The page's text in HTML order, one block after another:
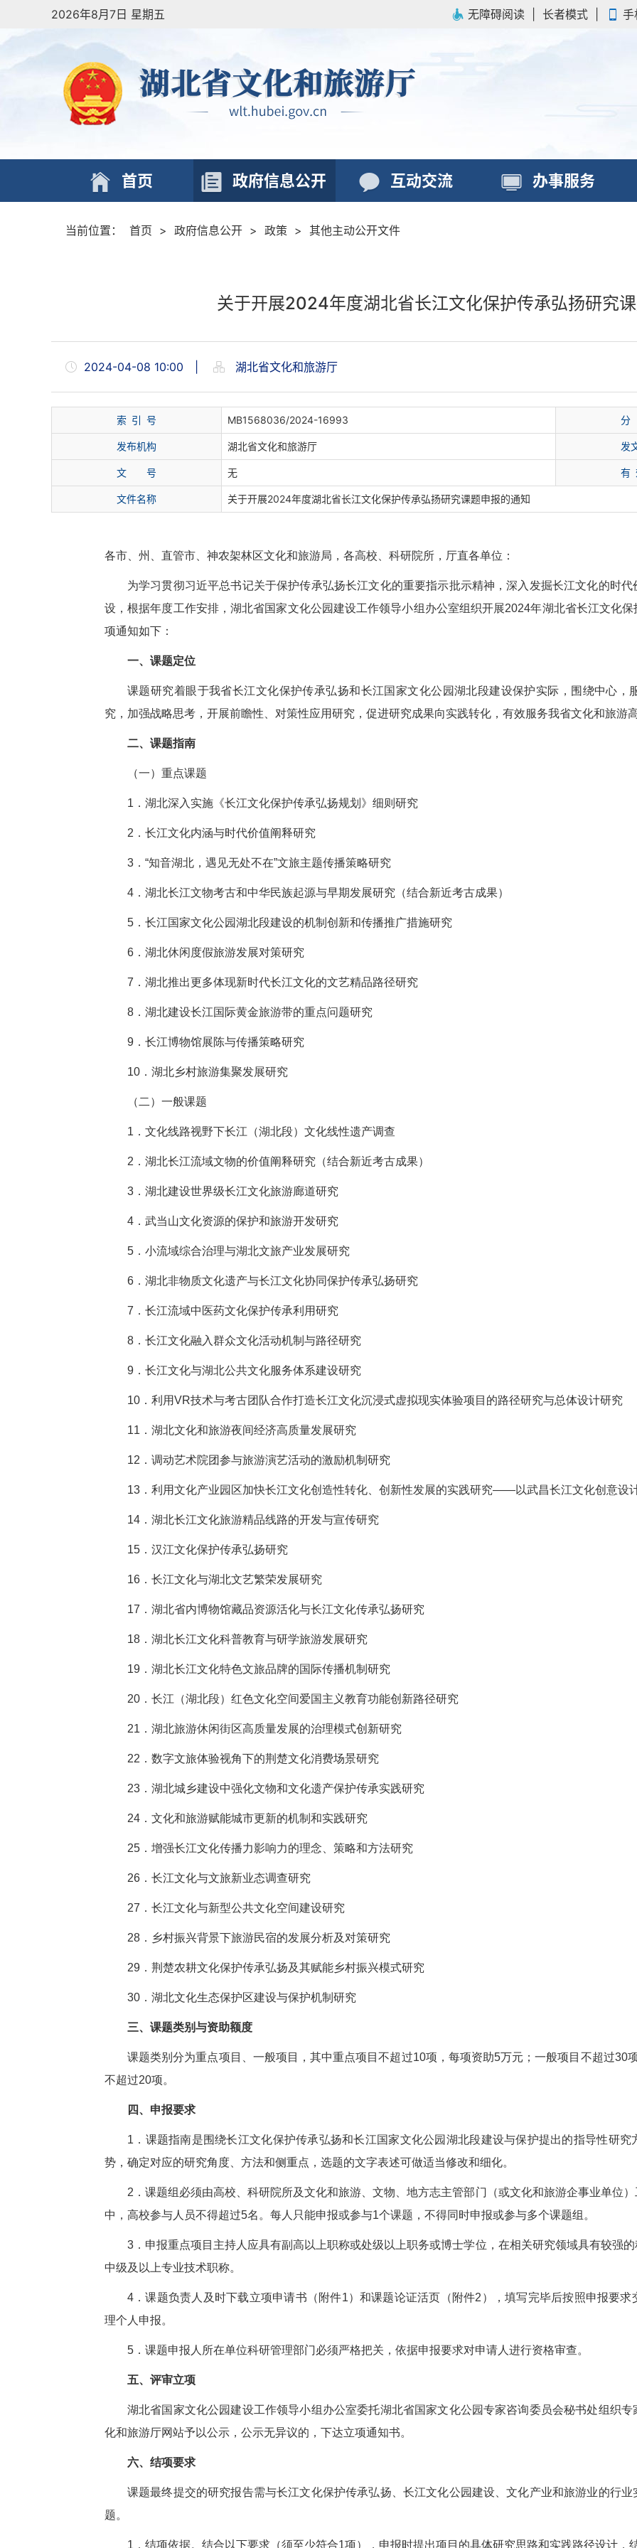
2026年8月7日 星期五 无障碍阅读 长者模式 手
首页 政府信息公开 互动交流 办事服务
当前位置： 首页 > 政府信息公开 > 政策 > 其他主动公开文件
关于开展2024年度湖北省长江文化保护传承弘扬研究
2024-04-08 10:00 湖北省文化和旅游厅
索 引 号 MB1568036/2024-16993 分
发布机构 湖北省文化和旅游厅 发
文 号 无 有
文件名称 关于开展2024年度湖北省长江文化保护传承弘扬研究课题申报的通知
各市、州、直管市、神农架林区文化和旅游局，各高校、科研院所，厅直各单位：
为学习贯彻习近平总书记关于保护传承弘扬长江文化的重要指示批示精神，深入发掘长江文化的时
设，根据年度工作安排，湖北省国家文化公园建设工作领导小组办公室组织开展2024年湖北省长江文化
项通知如下：
一、课题定位
课题研究着眼于我省长江文化保护传承弘扬和长江国家文化公园湖北段建设保护实际，围绕中心，
究，加强战略思考，开展前瞻性、对策性应用研究，促进研究成果向实践转化，有效服务我省文化和旅游高
二、课题指南
（一）重点课题
1． 湖北深入实施《长江文化保护传承弘扬规划》细则研究
2． 长江文化内涵与时代价值阐释研究
3．“知音湖北，遇见无处不在”文旅主题传播策略研究
4． 湖北长江文物考古和中华民族起源与早期发展研究（结合新近考古成果）
5． 长江国家文化公园湖北段建设的机制创新和传播推广措施研究
6． 湖北休闲度假旅游发展对策研究
7． 湖北推出更多体现新时代长江文化的文艺精品路径研究
8． 湖北建设长江国际黄金旅游带的重点问题研究
9． 长江博物馆展陈与传播策略研究
10． 湖北乡村旅游集聚发展研究
（二）一般课题
1． 文化线路视野下长江（湖北段）文化线性遗产调查
2． 湖北长江流域文物的价值阐释研究（结合新近考古成果）
3． 湖北建设世界级长江文化旅游廊道研究
4． 武当山文化资源的保护和旅游开发研究
5． 小流域综合治理与湖北文旅产业发展研究
6． 湖北非物质文化遗产与长江文化协同保护传承弘扬研究
7． 长江流域中医药文化保护传承利用研究
8． 长江文化融入群众文化活动机制与路径研究
9． 长江文化与湖北公共文化服务体系建设研究
10． 利用VR技术与考古团队合作打造长江文化沉浸式虚拟现实体验项目的路径研究与总体设计研究
11． 湖北文化和旅游夜间经济高质量发展研究
12． 调动艺术院团参与旅游演艺活动的激励机制研究
13． 利用文化产业园区加快长江文化创造性转化、创新性发展的实践研究——以武昌长江文化创意设
14． 湖北长江文化旅游精品线路的开发与宣传研究
15． 汉江文化保护传承弘扬研究
16． 长江文化与湖北文艺繁荣发展研究
17． 湖北省内博物馆藏品资源活化与长江文化传承弘扬研究
18． 湖北长江文化科普教育与研学旅游发展研究
19． 湖北长江文化特色文旅品牌的国际传播机制研究
20． 长江（湖北段）红色文化空间爱国主义教育功能创新路径研究
21． 湖北旅游休闲街区高质量发展的治理模式创新研究
22． 数字文旅体验视角下的荆楚文化消费场景研究
23． 湖北城乡建设中强化文物和文化遗产保护传承实践研究
24． 文化和旅游赋能城市更新的机制和实践研究
25． 增强长江文化传播力影响力的理念、策略和方法研究
26． 长江文化与文旅新业态调查研究
27． 长江文化与新型公共文化空间建设研究
28． 乡村振兴背景下旅游民宿的发展分析及对策研究
29． 荆楚农耕文化保护传承弘扬及其赋能乡村振兴模式研究
30． 湖北文化生态保护区建设与保护机制研究
三、课题类别与资助额度
课题类别分为重点项目、一般项目，其中重点项目不超过10项，每项资助5万元；一般项目不超过30
不超过20项。
四、申报要求
1． 课题指南是围绕长江文化保护传承弘扬和长江国家文化公园湖北段建设与保护提出的指导性研
势，确定对应的研究角度、方法和侧重点，选题的文字表述可做适当修改和细化。
2．课题组必须由高校、科研院所及文化和旅游、文物、地方志主管部门（或文化和旅游企事业单位
中，高校参与人员不得超过5名。每人只能申报或参与1个课题，不得同时申报或参与多个课题组。
3． 申报重点项目主持人应具有副高以上职称或处级以上职务或博士学位，在相关研究领域具有较强
中级及以上专业技术职称。
4．课题负责人及时下载立项申请书（附件1）和课题论证活页（附件2），填写完毕后按照申报要
理个人申报。
5． 课题申报人所在单位科研管理部门必须严格把关，依据申报要求对申请人进行资格审查。
五、评审立项
湖北省国家文化公园建设工作领导小组办公室委托湖北省国家文化公园专家咨询委员会秘书处组织
化和旅游厅网站予以公示，公示无异议的，下达立项通知书。
六、结项要求
课题最终提交的研究报告需与长江文化保护传承弘扬、长江文化公园建设、文化产业和旅游业的行
题。
1． 结项依据。结合以下要求（须至少符合1项），申报时提出项目的具体研究思路和实践路径设计，